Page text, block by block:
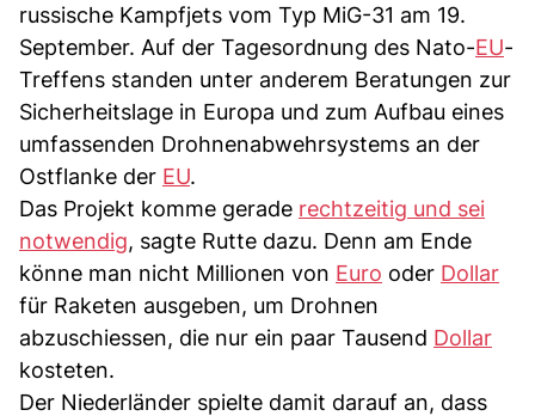
russische Kampfjets vom Typ MiG-31 am 19.
September. Auf der Tagesordnung des Nato-EU-
Treffens standen unter anderem Beratungen zur
Sicherheitslage in Europa und zum Aufbau eines
umfassenden Drohnenabwehrsystems an der
Ostflanke der EU.
Das Projekt komme gerade rechtzeitig und sei
notwendig, sagte Rutte dazu. Denn am Ende
könne man nicht Millionen von Euro oder Dollar
für Raketen ausgeben, um Drohnen
abzuschiessen, die nur ein paar Tausend Dollar
kosteten.
Der Niederländer spielte damit darauf an, dass